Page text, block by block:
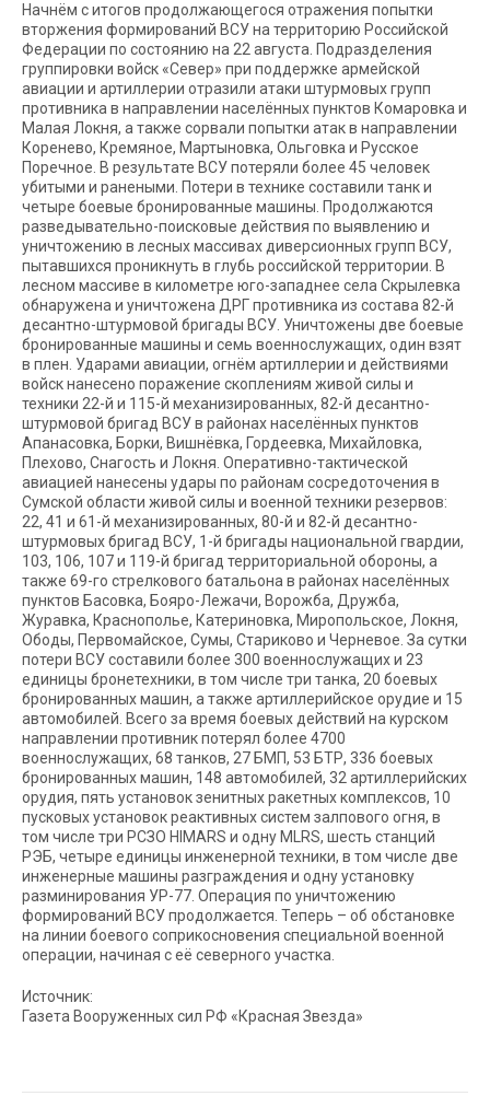
Начнём с итогов продолжающегося отражения попытки
вторжения формирований ВСУ на территорию Российской
Федерации по состоянию на 22 августа. Подразделения
группировки войск «Север» при поддержке армейской
авиации и артиллерии отразили атаки штурмовых групп
противника в направлении населённых пунктов Комаровка и
Малая Локня, а также сорвали попытки атак в направлении
Коренево, Кремяное, Мартыновка, Ольговка и Русское
Поречное. В результате ВСУ потеряли более 45 человек
убитыми и ранеными. Потери в технике составили танк и
четыре боевые бронированные машины. Продолжаются
разведывательно-поисковые действия по выявлению и
уничтожению в лесных массивах диверсионных групп ВСУ,
пытавшихся проникнуть в глубь российской территории. В
лесном массиве в километре юго-западнее села Скрылевка
обнаружена и уничтожена ДРГ противника из состава 82-й
десантно-штурмовой бригады ВСУ. Уничтожены две боевые
бронированные машины и семь военнослужащих, один взят
в плен. Ударами авиации, огнём артиллерии и действиями
войск нанесено поражение скоплениям живой силы и
техники 22-й и 115-й механизированных, 82-й десантно-
штурмовой бригад ВСУ в районах населённых пунктов
Апанасовка, Борки, Вишнёвка, Гордеевка, Михайловка,
Плехово, Снагость и Локня. Оперативно-тактической
авиацией нанесены удары по районам сосредоточения в
Сумской области живой силы и военной техники резервов:
22, 41 и 61-й механизированных, 80-й и 82-й десантно-
штурмовых бригад ВСУ, 1-й бригады национальной гвардии,
103, 106, 107 и 119-й бригад территориальной обороны, а
также 69-го стрелкового батальона в районах населённых
пунктов Басовка, Бояро-Лежачи, Ворожба, Дружба,
Журавка, Краснополье, Катериновка, Миропольское, Локня,
Ободы, Первомайское, Сумы, Стариково и Черневое. За сутки
потери ВСУ составили более 300 военнослужащих и 23
единицы бронетехники, в том числе три танка, 20 боевых
бронированных машин, а также артиллерийское орудие и 15
автомобилей. Всего за время боевых действий на курском
направлении противник потерял более 4700
военнослужащих, 68 танков, 27 БМП, 53 БТР, 336 боевых
бронированных машин, 148 автомобилей, 32 артиллерийских
орудия, пять установок зенитных ракетных комплексов, 10
пусковых установок реактивных систем залпового огня, в
том числе три РСЗО HIMARS и одну MLRS, шесть станций
РЭБ, четыре единицы инженерной техники, в том числе две
инженерные машины разграждения и одну установку
разминирования УР-77. Операция по уничтожению
формирований ВСУ продолжается. Теперь – об обстановке
на линии боевого соприкосновения специальной военной
операции, начиная с её северного участка.
Источник:
Газета Вооруженных сил РФ «Красная Звезда»